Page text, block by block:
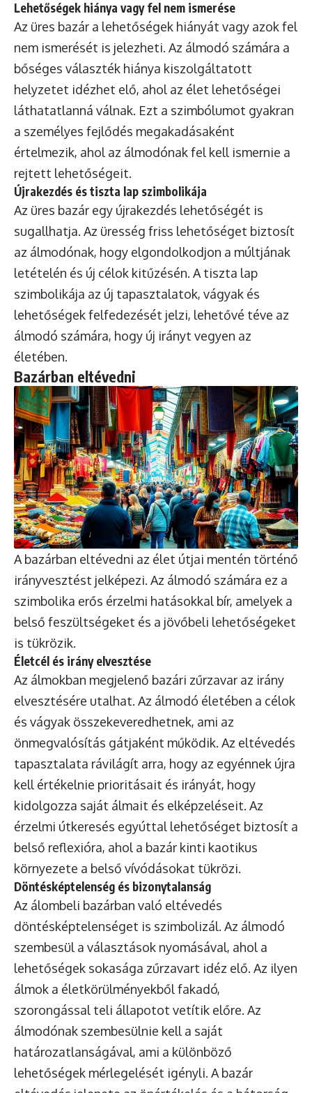
Lehetőségek hiánya vagy fel nem ismerése
Az üres bazár a lehetőségek hiányát vagy azok fel
nem ismerését is jelezheti. Az álmodó számára a
bőséges választék hiánya kiszolgáltatott
helyzetet idézhet elő, ahol az élet lehetőségei
láthatatlanná válnak. Ezt a szimbólumot gyakran
a személyes fejlődés megakadásaként
értelmezik, ahol az álmodónak fel kell ismernie a
rejtett lehetőségeit.
Újrakezdés és tiszta lap szimbolikája
Az üres bazár egy újrakezdés lehetőségét is
sugallhatja. Az üresség friss lehetőséget biztosít
az álmodónak, hogy elgondolkodjon a múltjának
letételén és új célok kitűzésén. A tiszta lap
szimbolikája az új tapasztalatok, vágyak és
lehetőségek felfedezését jelzi, lehetővé téve az
álmodó számára, hogy új irányt vegyen az
életében.
Bazárban eltévedni
A bazárban eltévedni az élet útjai mentén történő
irányvesztést jelképezi. Az álmodó számára ez a
szimbolika erős érzelmi hatásokkal bír, amelyek a
belső feszültségeket és a jövőbeli lehetőségeket
is tükrözik.
Életcél és irány elvesztése
Az álmokban megjelenő bazári zűrzavar az irány
elvesztésére utalhat. Az álmodó életében a célok
és vágyak összekeveredhetnek, ami az
önmegvalósítás gátjaként működik. Az eltévedés
tapasztalata rávilágít arra, hogy az egyénnek újra
kell értékelnie prioritásait és irányát, hogy
kidolgozza saját álmait és elképzeléseit. Az
érzelmi útkeresés egyúttal lehetőséget biztosít a
belső reflexióra, ahol a bazár kinti kaotikus
környezete a belső vívódásokat tükrözi.
Döntésképtelenség és bizonytalanság
Az álombeli bazárban való eltévedés
döntésképtelenséget is szimbolizál. Az álmodó
szembesül a választások nyomásával, ahol a
lehetőségek sokasága zűrzavart idéz elő. Az ilyen
álmok a életkörülményekből fakadó,
szorongással teli állapotot vetítik előre. Az
álmodónak szembesülnie kell a saját
határozatlanságával, ami a különböző
lehetőségek mérlegelését igényli. A bazár